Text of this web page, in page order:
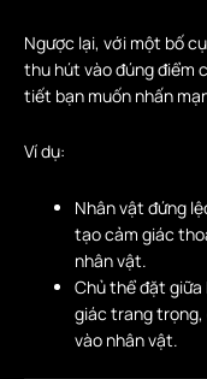
Ngược lại, với một bố
thu hút vào đúng điểm
tiết bạn muốn nhấn
Ví dụ:
Nhân vật đứng
tạo cảm giác
nhân vật.
Chủ thể đặt giữa
giác trang
vào nhân vật.